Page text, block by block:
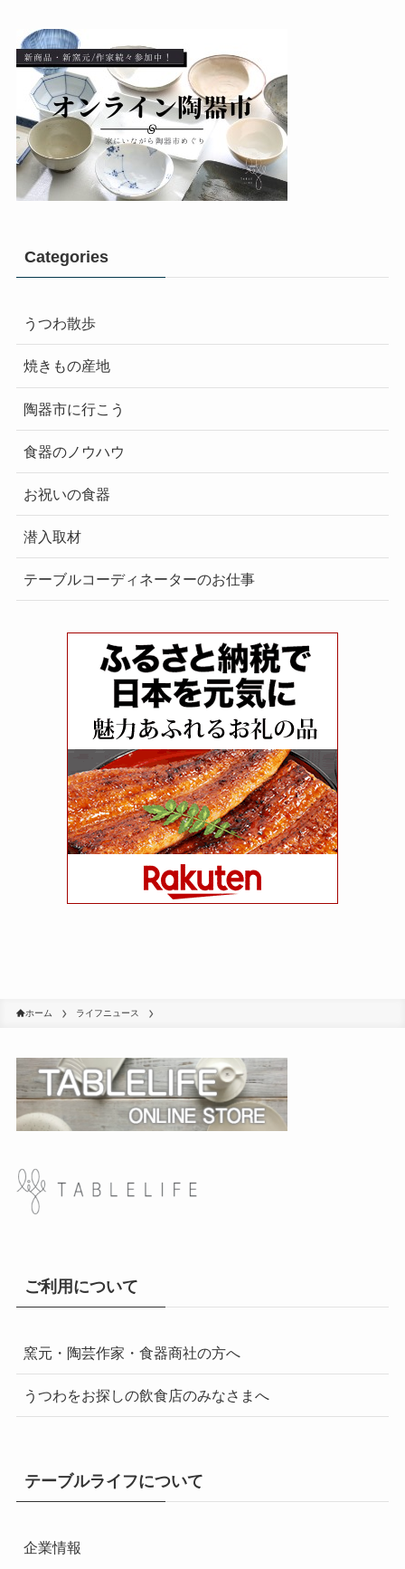
Categories
うつわ散歩
焼きもの産地
陶器市に行こう
食器のノウハウ
お祝いの食器
潜入取材
テーブルコーディネーターのお仕事
ホーム ライフニュース
ご利用について
窯元・陶芸作家・食器商社の方へ
うつわをお探しの飲食店のみなさまへ
テーブルライフについて
企業情報